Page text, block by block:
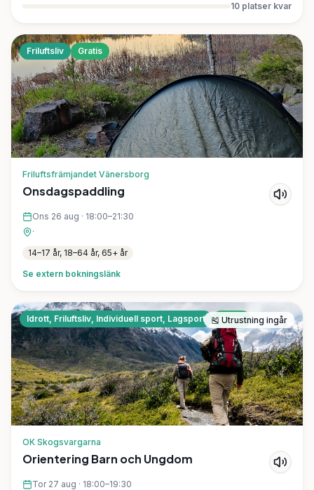
10 platser kvar
Friluftsliv Gratis
Friluftsfrämjandet Vänersborg
Onsdagspaddling
Ons 26 aug · 18:00–21:30
·
14–17 år, 18–64 år, 65+ år
Se extern bokningslänk
Idrott, Friluftsliv, Individuell sport, Lagsport Gratis
🎽 Utrustning ingår
OK Skogsvargarna
Orientering Barn och Ungdom
Tor 27 aug · 18:00–19:30